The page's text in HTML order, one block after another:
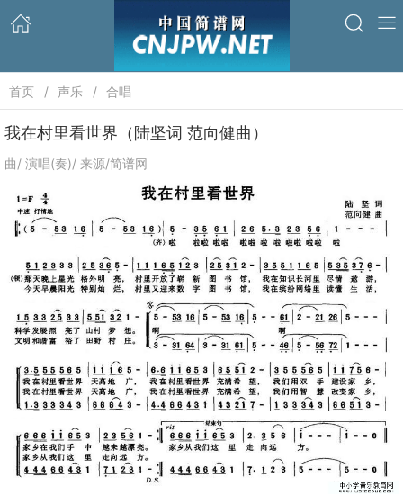
首页 声乐 合唱
我在村里看世界（陆坚词 范向健曲）
曲/ 演唱(奏)/ 来源/简谱网